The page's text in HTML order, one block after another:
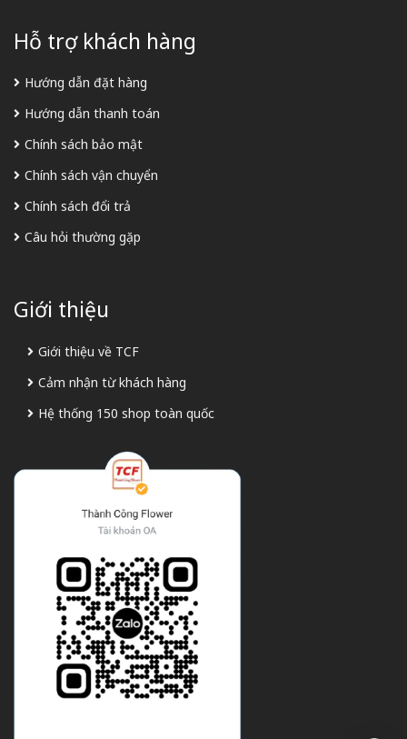
Hỗ trợ khách hàng
Hướng dẫn đặt hàng
Hướng dẫn thanh toán
Chính sách bảo mật
Chính sách vận chuyển
Chính sách đổi trả
Câu hỏi thường gặp
Giới thiệu
Giới thiệu về TCF
Cảm nhận từ khách hàng
Hệ thống 150 shop toàn quốc